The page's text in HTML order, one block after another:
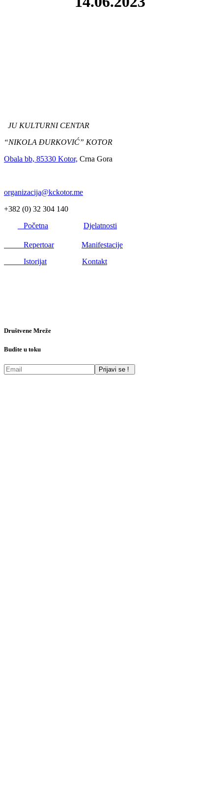
JU KULTURNI CENTAR
“NIKOLA ĐURKOVIĆ” KOTOR
Obala bb, 85330 Kotor, Crna Gora
organizacija@kckotor.me
+382 (0) 32 304 140
Početna
Djelatnosti
Repertoar
Manifestacije
Istorijat
Kontakt
Društvene Mreže
Budite u toku